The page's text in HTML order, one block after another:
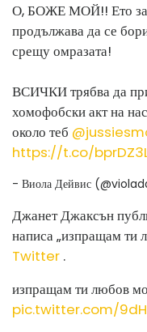
О, БОЖЕ МОЙ!! Ето
продължава да се
срещу омразата!
ВСИЧКИ трябва да
хомофобски акт на
около теб
https://t.co/
- Виола Дейвис
Джанет Джаксън
написа „изпращам ти
Twitter .
изпращам ти любов
pic.twitter.com/